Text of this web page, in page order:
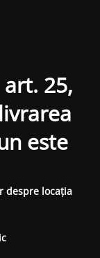
25,
este
despre locația